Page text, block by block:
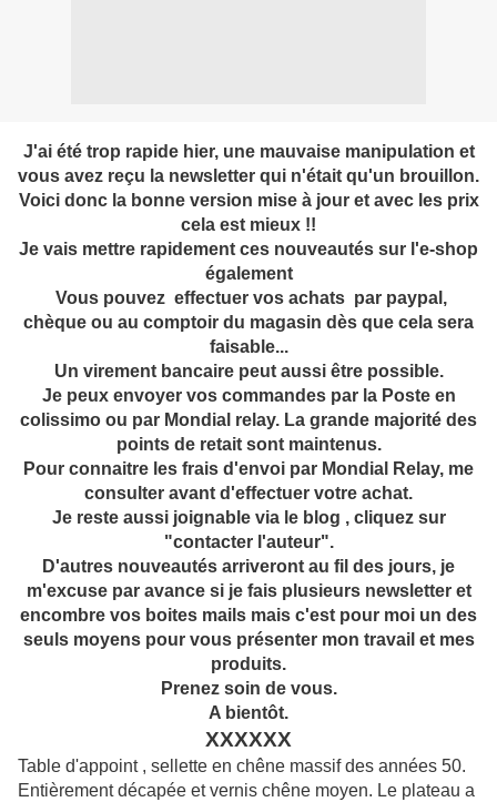
J'ai été trop rapide hier, une mauvaise manipulation et
vous avez reçu la newsletter qui n'était qu'un brouillon.
Voici donc la bonne version mise à jour et avec les prix
cela est mieux !!
Je vais mettre rapidement ces nouveautés sur l'e-shop
également
Vous pouvez effectuer vos achats par paypal,
chèque ou au comptoir du magasin dès que cela sera
faisable...
Un virement bancaire peut aussi être possible.
Je peux envoyer vos commandes par la Poste en
colissimo ou par Mondial relay. La grande majorité des
points de retait sont maintenus.
Pour connaitre les frais d'envoi par Mondial Relay, me
consulter avant d'effectuer votre achat.
Je reste aussi joignable via le blog , cliquez sur
"contacter l'auteur".
D'autres nouveautés arriveront au fil des jours, je
m'excuse par avance si je fais plusieurs newsletter et
encombre vos boites mails mais c'est pour moi un des
seuls moyens pour vous présenter mon travail et mes
produits.
Prenez soin de vous.
A bientôt.
XXXXXX
Table d'appoint , sellette en chêne massif des années 50.
Entièrementdécapée et vernis chêne moyen. Le plateau a